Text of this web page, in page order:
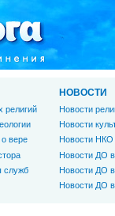
религий
о вере
служб
НОВОСТИ
Новости
Новости
Новости НКО
Новости ДО
Новости ДО
Новости ДО